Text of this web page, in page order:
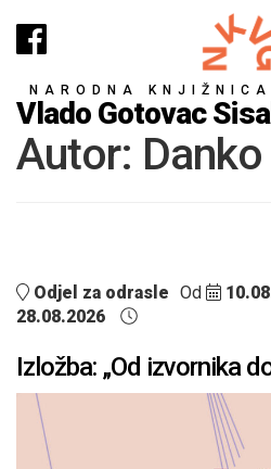
NARODNA KNJIŽNICA
Vlado Gotovac
Autor: Danko
Odjel za odrasle Od
28.08.2026
Izložba: „Od izvornika